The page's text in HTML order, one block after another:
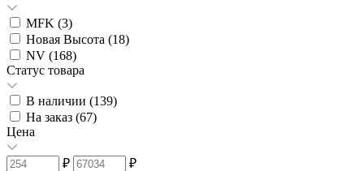
MFK (3)
Новая Высота (18)
NV (168)
Статус товара
В наличии (139)
На заказ (67)
Цена
₽
₽